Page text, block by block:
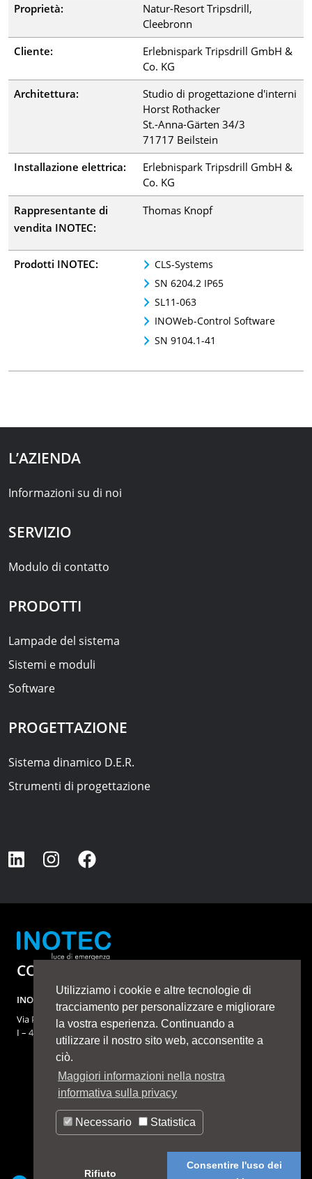
Utilizziamo i cookie e altre tecnologie di
tracciamento per personalizzare e migliorare
la vostra esperienza. Continuando a
utilizzare il nostro sito web, acconsentite a
ciò.
Maggiori informazioni nella nostra
informativa sulla privacy
Necessario Statistica
Rifiuto
Consentire l'uso dei
Proprietà:
Natur-Resort Tripsdrill,
Cleebronn
Cliente:
Erlebnispark Tripsdrill GmbH &
Co. KG
Architettura:
Studio di progettazione d'interni
Horst Rothacker
St.-Anna-Gärten 34/3
71717 Beilstein
Installazione elettrica:
Erlebnispark Tripsdrill GmbH &
Co. KG
Rappresentante di
vendita INOTEC:
Thomas Knopf
Prodotti INOTEC:
CLS-Systems
SN 6204.2 IP65
SL11-063
INOWeb-Control Software
SN 9104.1-41
L’AZIENDA
Informazioni su di noi
SERVIZIO
Modulo di contatto
PRODOTTI
Lampade del sistema
Sistemi e moduli
Software
PROGETTAZIONE
Sistema dinamico D.E.R.
Strumenti di progettazione
CONTATTI
INOTEC Licht S.R.L.
Via Pomposa 43D
I – 47924 Rimini